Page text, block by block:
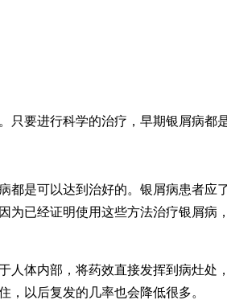
只要进行科学的治疗，早期银屑病都
都是可以达到治好的。银屑病患者应
为已经证明使用这些方法治疗银屑病
体内部，将药效直接发挥到病灶处
以后复发的几率也会降低很多。